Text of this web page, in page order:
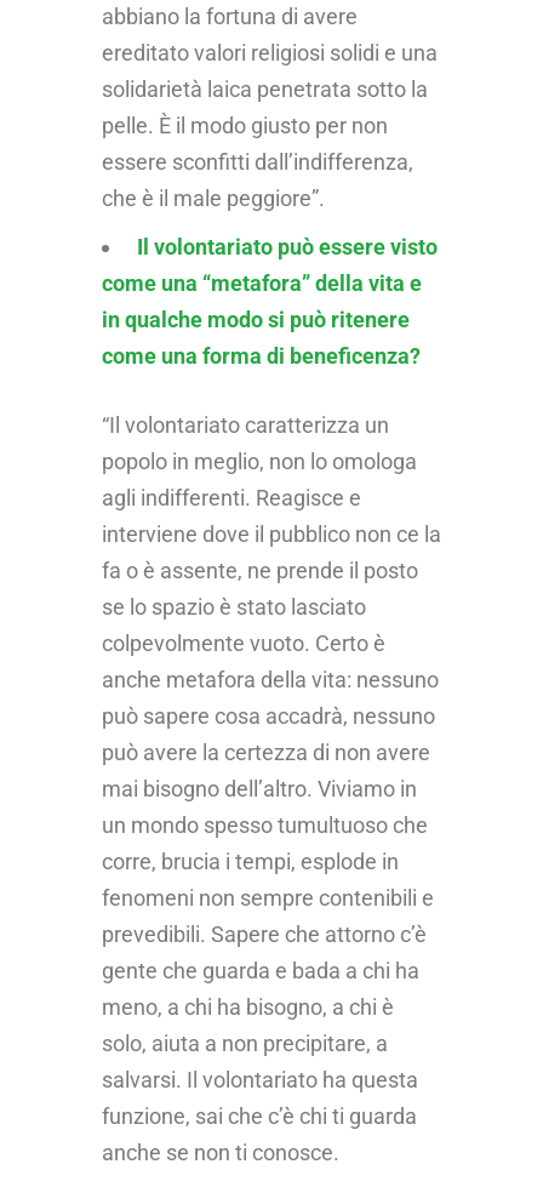
abbiano la fortuna di avere
ereditato valori religiosi solidi e una
solidarietà laica penetrata sotto la
pelle. È il modo giusto per non
essere sconfitti dall’indifferenza,
che è il male peggiore”.
Il volontariato può essere visto
come una “metafora” della vita e
in qualche modo si può ritenere
come una forma di beneficenza?
“Il volontariato caratterizza un
popolo in meglio, non lo omologa
agli indifferenti. Reagisce e
interviene dove il pubblico non ce la
fa o è assente, ne prende il posto
se lo spazio è stato lasciato
colpevolmente vuoto. Certo è
anche metafora della vita: nessuno
può sapere cosa accadrà, nessuno
può avere la certezza di non avere
mai bisogno dell’altro. Viviamo in
un mondo spesso tumultuoso che
corre, brucia i tempi, esplode in
fenomeni non sempre contenibili e
prevedibili. Sapere che attorno c’è
gente che guarda e bada a chi ha
meno, a chi ha bisogno, a chi è
solo, aiuta a non precipitare, a
salvarsi. Il volontariato ha questa
funzione, sai che c’è chi ti guarda
anche se non ti conosce.